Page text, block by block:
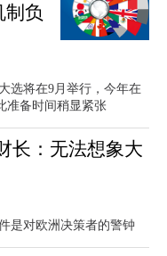
制负
选将在9月举行，今年在
准备时间稍显紧张
长：无法想象大
是对欧洲决策者的警钟